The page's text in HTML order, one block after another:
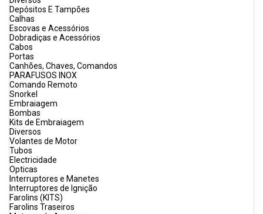
Depósitos E Tampões
Calhas
Escovas e Acessórios
Dobradiças e Acessórios
Cabos
Portas
Canhões, Chaves, Comandos
PARAFUSOS INOX
Comando Remoto
Snorkel
Embraiagem
Bombas
Kits de Embraiagem
Diversos
Volantes de Motor
Tubos
Electricidade
Opticas
Interruptores e Manetes
Interruptores de Ignição
Farolins (KITS)
Farolins Traseiros